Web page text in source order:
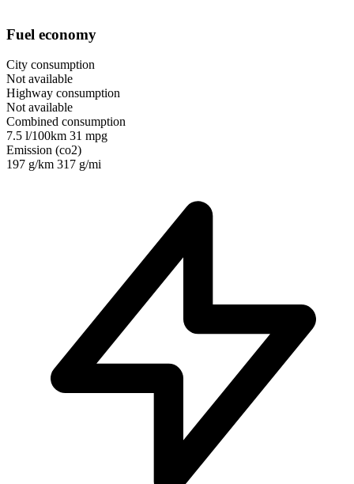
Fuel economy
City consumption
Not available
Highway consumption
Not available
Combined consumption
7.5 l/100km 31 mpg
Emission (co2)
197 g/km 317 g/mi